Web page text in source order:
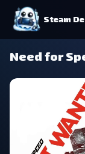
Steam
Need for